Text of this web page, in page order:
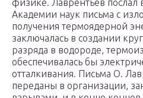
физике. Лаврентьев послал
Академии наук письма с
получения термоядерной
заключалась в создании
разряда в водороде,
обеспечивалась бы
отталкивания. Письма О.
переданы в организации,